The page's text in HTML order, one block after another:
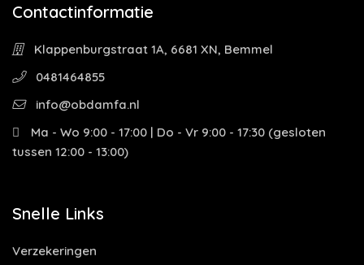
Contactinformatie
Klappenburgstraat 1A, 6681 XN, Bemmel
0481464855
info@obdamfa.nl
Ma - Wo 9:00 - 17:00 | Do - Vr 9:00 - 17:30 (gesloten
tussen 12:00 - 13:00)
Snelle Links
Verzekeringen